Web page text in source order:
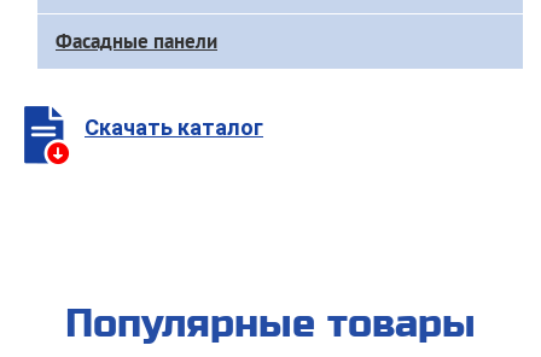
Фасадные панели
Скачать каталог
Популярные товары